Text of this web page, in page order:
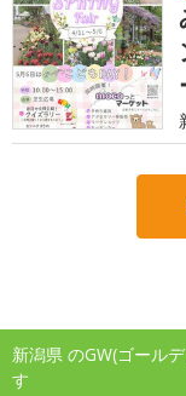
新潟県 のGW(ゴール
す